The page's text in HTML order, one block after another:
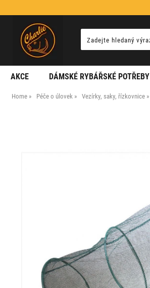
AKCE DÁMSKÉ RYBÁŘSKÉ POTŘEBY
Home Péče o úlovek Vezírky, saky, řízkovnice